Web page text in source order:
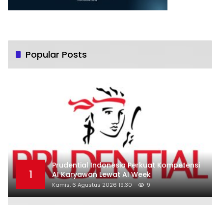
Popular Posts
1
Prudential Indonesia Perkuat Kompetensi
AI Karyawan Lewat AI Week
Kamis, 6 Agustus 2026 19:30 9